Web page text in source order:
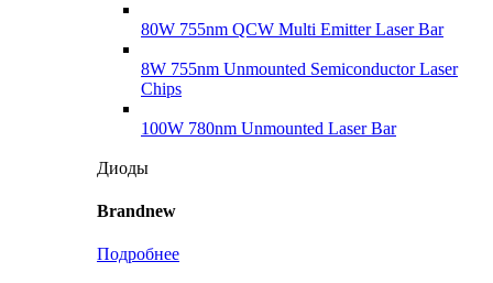
80W 755nm QCW Multi Emitter Laser Bar
8W 755nm Unmounted Semiconductor Laser
Chips
100W 780nm Unmounted Laser Bar
Диоды
Brandnew
Подробнее